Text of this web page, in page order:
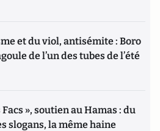
et du viol, antisémite : Boro
de l’un des tubes de l’été
», soutien au Hamas : du
slogans, la même haine